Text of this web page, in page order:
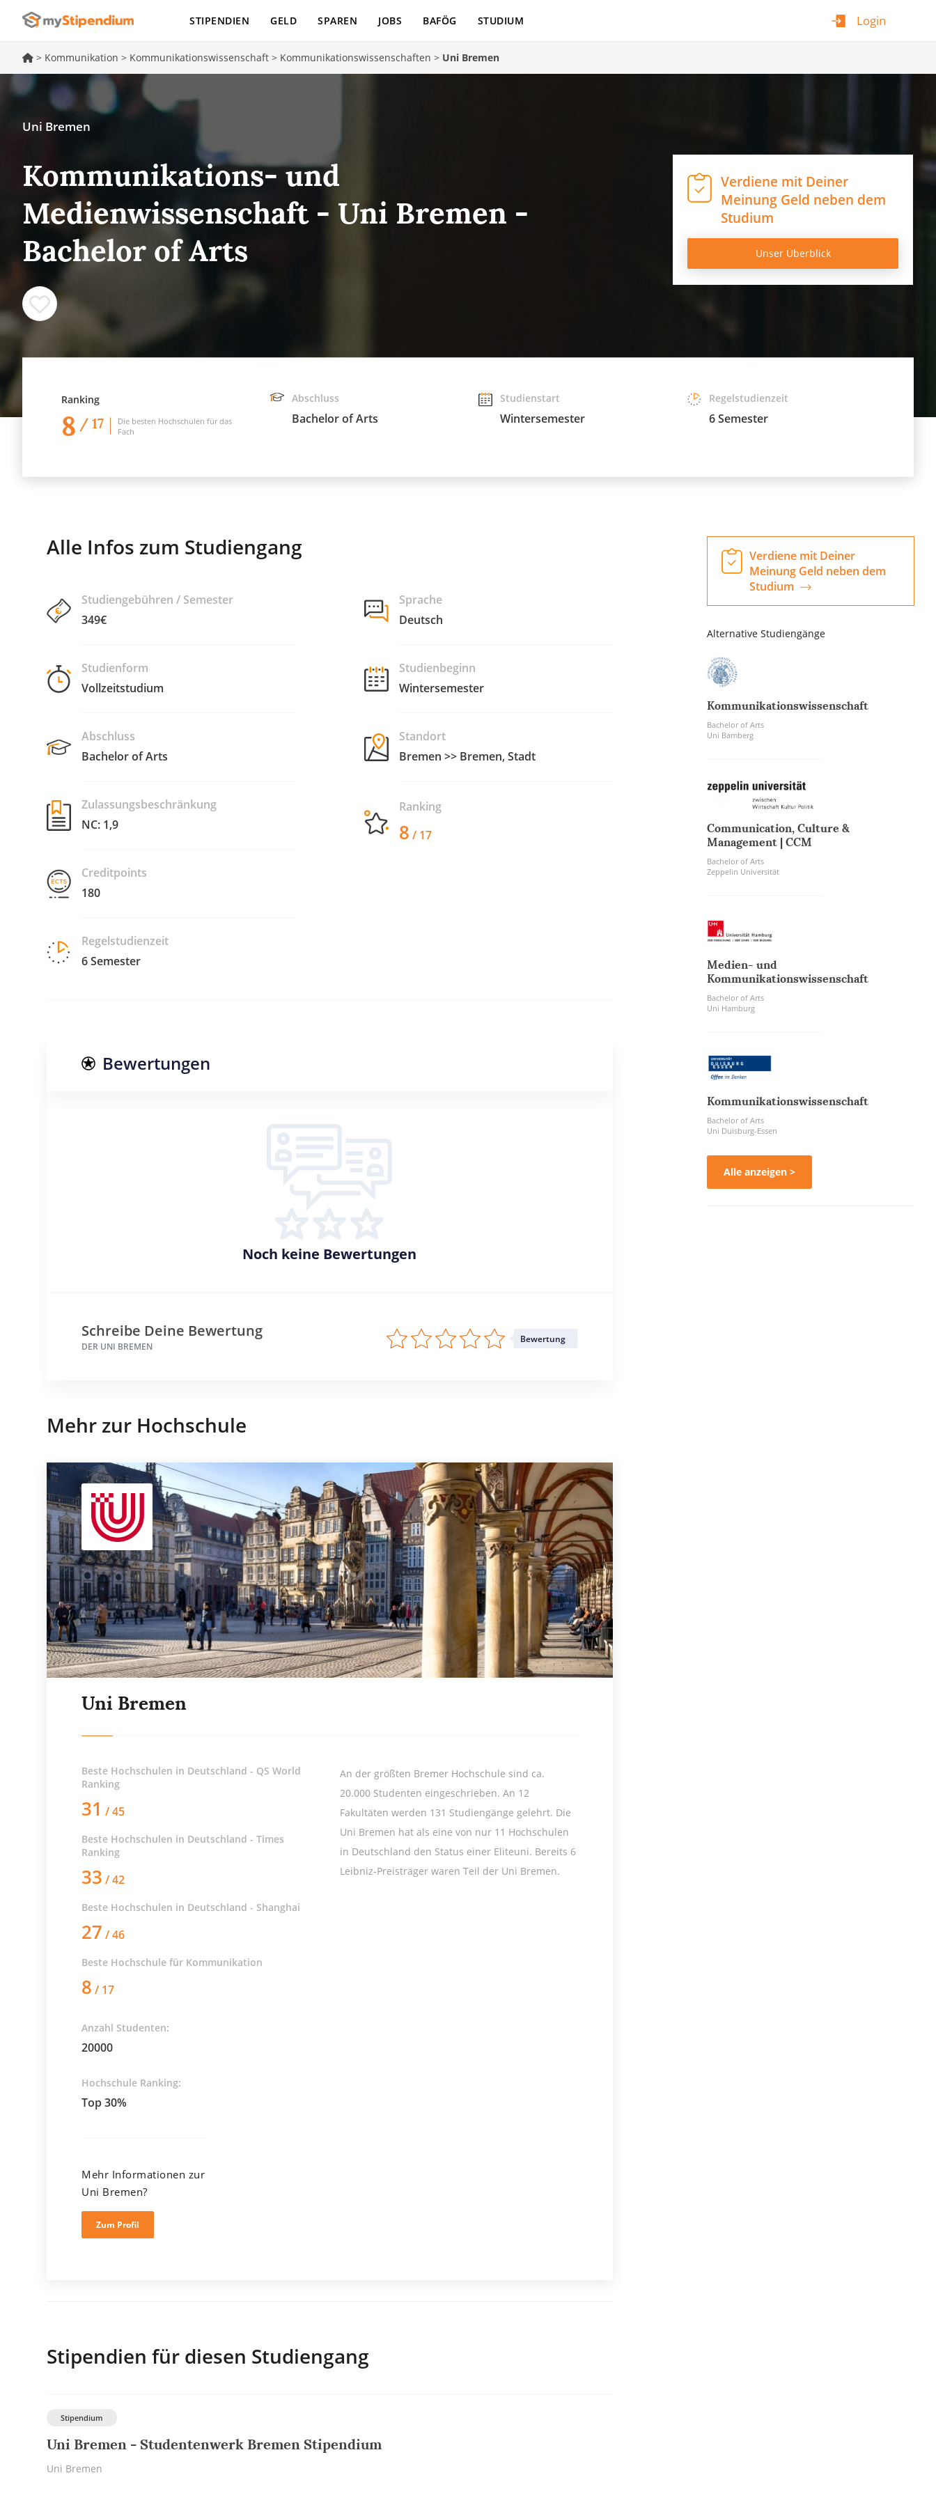
Login
STIPENDIEN GELD SPAREN JOBS BAFÖG STUDIUM
> Kommunikation > Kommunikationswissenschaft > Kommunikationswissenschaften > Uni Bremen
Uni Bremen
Kommunikations- und
Medienwissenschaft - Uni Bremen -
Bachelor of Arts
Verdiene mit Deiner
Meinung Geld neben dem
Studium
Unser Überblick
Ranking
8 / 17
Die besten Hochschulen für das
Fach
Abschluss
Bachelor of Arts
Studienstart
Wintersemester
Regelstudienzeit
6 Semester
Alle Infos zum Studiengang
Studiengebühren / Semester
349€
Studienform
Vollzeitstudium
Abschluss
Bachelor of Arts
Zulassungsbeschränkung
NC: 1,9
Creditpoints
180
Regelstudienzeit
6 Semester
Sprache
Deutsch
Studienbeginn
Wintersemester
Standort
Bremen >> Bremen, Stadt
Ranking
8 / 17
Bewertungen
Noch keine Bewertungen
Schreibe Deine Bewertung
DER UNI BREMEN
Bewertung
Mehr zur Hochschule
Uni Bremen
Beste Hochschulen in Deutschland - QS World
Ranking
31 / 45
Beste Hochschulen in Deutschland - Times
Ranking
33 / 42
Beste Hochschulen in Deutschland - Shanghai
27 / 46
Beste Hochschule für Kommunikation
8 / 17
Anzahl Studenten:
20000
Hochschule Ranking:
Top 30%
An der größten Bremer Hochschule sind ca.
20.000 Studenten eingeschrieben. An 12
Fakultäten werden 131 Studiengänge gelehrt. Die
Uni Bremen hat als eine von nur 11 Hochschulen
in Deutschland den Status einer Eliteuni. Bereits 6
Leibniz-Preisträger waren Teil der Uni Bremen.
Mehr Informationen zur
Uni Bremen?
Zum Profil
Stipendien für diesen Studiengang
Stipendium
Uni Bremen - Studentenwerk Bremen Stipendium
Uni Bremen
Verdiene mit Deiner
Meinung Geld neben dem
Studium
Alternative Studiengänge
Kommunikationswissenschaft
Bachelor of Arts
Uni Bamberg
Communication, Culture &
Management | CCM
Bachelor of Arts
Zeppelin Universität
Medien- und
Kommunikationswissenschaft
Bachelor of Arts
Uni Hamburg
Kommunikationswissenschaft
Bachelor of Arts
Uni Duisburg-Essen
Alle anzeigen >